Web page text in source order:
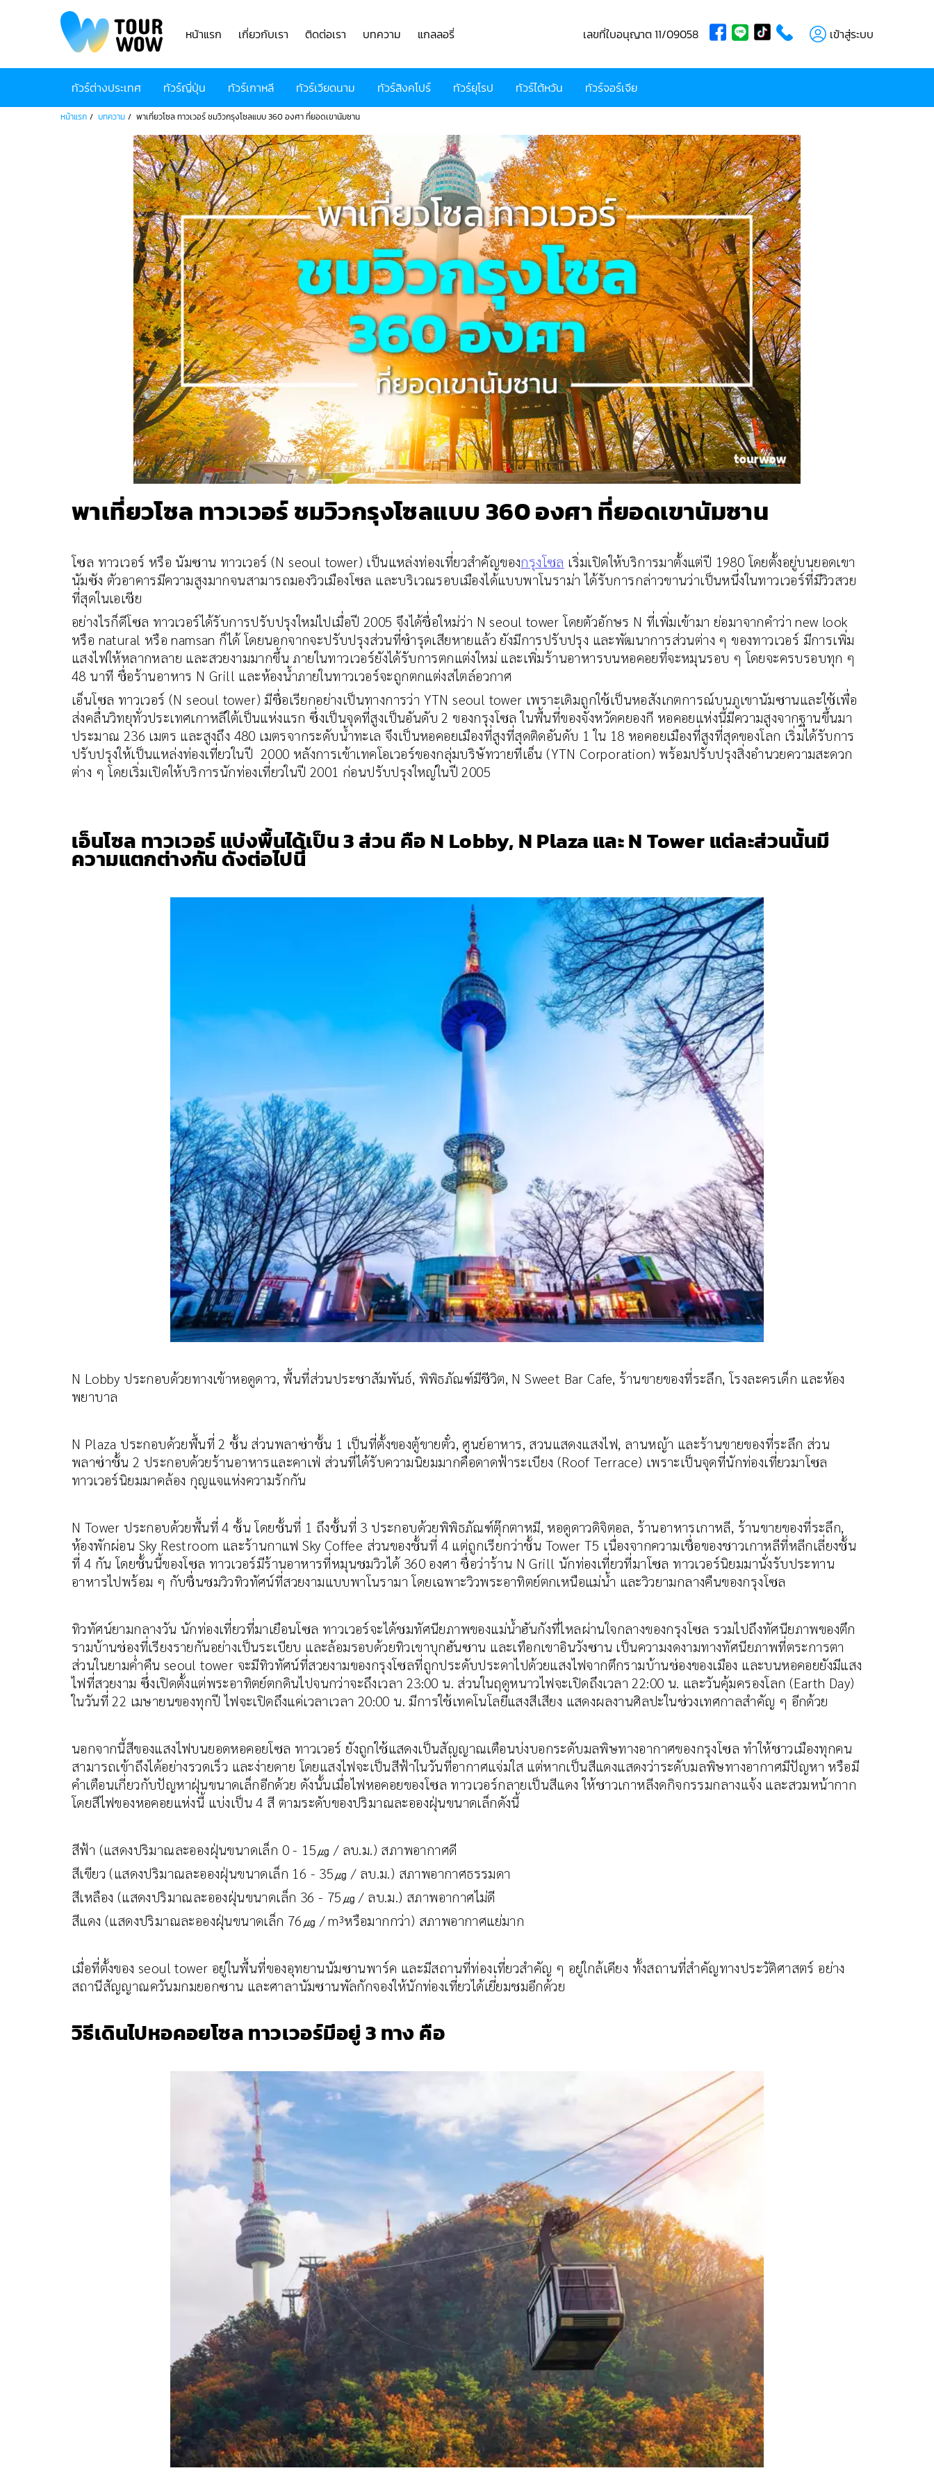
หน้าแรก เกี่ยวกับเรา ติดต่อเรา บทความ แกลลอรี่ เลขที่ใบอนุญาต 11/09058 เข้าสู่ระบบ
ทัวร์ต่างประเทศ ทัวร์ญี่ปุ่น ทัวร์เกาหลี ทัวร์เวียดนาม ทัวร์สิงคโปร์ ทัวร์ยุโรป ทัวร์ไต้หวัน ทัวร์จอร์เจีย
หน้าแรก บทความ พาเที่ยวโซล ทาวเวอร์ ชมวิวกรุงโซลแบบ 360 องศา ที่ยอดเขานัมซาน
พาเที่ยวโซล ทาวเวอร์ ชมวิวกรุงโซลแบบ 360 องศา ที่ยอดเขานัมซาน
โซล ทาวเวอร์ หรือ นัมซาน ทาวเวอร์ (N seoul tower) เป็นแหล่งท่องเที่ยวสำคัญของกรุงโซล เริ่มเปิดให้บริการมาตั้งแต่ปี 1980 โดยตั้งอยู่บนยอดเขา
นัมซัง ตัวอาคารมีความสูงมากจนสามารถมองวิวเมืองโซล และบริเวณรอบเมืองได้แบบพาโนราม่า ได้รับการกล่าวขานว่าเป็นหนึ่งในทาวเวอร์ที่มีวิวสวย
ที่สุดในเอเชีย
อย่างไรก็ดีโซล ทาวเวอร์ได้รับการปรับปรุงใหม่ไปเมื่อปี 2005 จึงได้ชื่อใหม่ว่า N seoul tower โดยตัวอักษร N ที่เพิ่มเข้ามา ย่อมาจากคำว่า new look
หรือ natural หรือ namsan ก็ได้ โดยนอกจากจะปรับปรุงส่วนที่ชำรุดเสียหายแล้ว ยังมีการปรับปรุง และพัฒนาการส่วนต่าง ๆ ของทาวเวอร์ มีการเพิ่ม
แสงไฟให้หลากหลาย และสวยงามมากขึ้น ภายในทาวเวอร์ยังได้รับการตกแต่งใหม่ และเพิ่มร้านอาหารบนหอคอยที่จะหมุนรอบ ๆ โดยจะครบรอบทุก ๆ
48 นาที ชื่อร้านอาหาร N Grill และห้องน้ำภายในทาวเวอร์จะถูกตกแต่งสไตล์อวกาศ
เอ็นโซล ทาวเวอร์ (N seoul tower) มีชื่อเรียกอย่างเป็นทางการว่า YTN seoul tower เพราะเดิมถูกใช้เป็นหอสังเกตการณ์บนภูเขานัมซานและใช้เพื่อ
ส่งคลื่นวิทยุทั่วประเทศเกาหลีใต้เป็นแห่งแรก ซึ่งเป็นจุดที่สูงเป็นอันดับ 2 ของกรุงโซล ในพื้นที่ของจังหวัดคยองกี หอคอยแห่งนี้มีความสูงจากฐานขึ้นมา
ประมาณ 236 เมตร และสูงถึง 480 เมตรจากระดับน้ำทะเล จึงเป็นหอคอยเมืองที่สูงที่สุดติดอันดับ 1 ใน 18 หอคอยเมืองที่สูงที่สุดของโลก เริ่มได้รับการ
ปรับปรุงให้เป็นแหล่งท่องเที่ยวในปี 2000 หลังการเข้าเทคโอเวอร์ของกลุ่มบริษัทวายทีเอ็น (YTN Corporation) พร้อมปรับปรุงสิ่งอำนวยความสะดวก
ต่าง ๆ โดยเริ่มเปิดให้บริการนักท่องเที่ยวในปี 2001 ก่อนปรับปรุงใหญ่ในปี 2005
เอ็นโซล ทาวเวอร์ แบ่งพื้นได้เป็น 3 ส่วน คือ N Lobby, N Plaza และ N Tower แต่ละส่วนนั้นมี
ความแตกต่างกัน ดังต่อไปนี้
N Lobby ประกอบด้วยทางเข้าหอดูดาว, พื้นที่ส่วนประชาสัมพันธ์, พิพิธภัณฑ์มีชีวิต, N Sweet Bar Cafe, ร้านขายของที่ระลึก, โรงละครเด็ก และห้อง
พยาบาล
N Plaza ประกอบด้วยพื้นที่ 2 ชั้น ส่วนพลาซ่าชั้น 1 เป็นที่ตั้งของตู้ขายตั๋ว, ศูนย์อาหาร, สวนแสดงแสงไฟ, ลานหญ้า และร้านขายของที่ระลึก ส่วน
พลาซ่าชั้น 2 ประกอบด้วยร้านอาหารและคาเฟ่ ส่วนที่ได้รับความนิยมมากคือดาดฟ้าระเบียง (Roof Terrace) เพราะเป็นจุดที่นักท่องเที่ยวมาโซล
ทาวเวอร์นิยมมาคล้อง กุญแจแห่งความรักกัน
N Tower ประกอบด้วยพื้นที่ 4 ชั้น โดยชั้นที่ 1 ถึงชั้นที่ 3 ประกอบด้วยพิพิธภัณฑ์ตุ๊กตาหมี, หอดูดาวดิจิตอล, ร้านอาหารเกาหลี, ร้านขายของที่ระลึก,
ห้องพักผ่อน Sky Restroom และร้านกาแฟ Sky Coffee ส่วนของชั้นที่ 4 แต่ถูกเรียกว่าชั้น Tower T5 เนื่องจากความเชื่อของชาวเกาหลีที่หลีกเลี่ยงชั้น
ที่ 4 กัน โดยชั้นนี้ของโซล ทาวเวอร์มีร้านอาหารที่หมุนชมวิวได้ 360 องศา ชื่อว่าร้าน N Grill นักท่องเที่ยวที่มาโซล ทาวเวอร์นิยมมานั่งรับประทาน
อาหารไปพร้อม ๆ กับชื่นชมวิวทิวทัศน์ที่สวยงามแบบพาโนรามา โดยเฉพาะวิวพระอาทิตย์ตกเหนือแม่น้ำ และวิวยามกลางคืนของกรุงโซล
ทิวทัศน์ยามกลางวัน นักท่องเที่ยวที่มาเยือนโซล ทาวเวอร์จะได้ชมทัศนียภาพของแม่น้ำฮันกังที่ไหลผ่านใจกลางของกรุงโซล รวมไปถึงทัศนียภาพของตึก
รามบ้านช่องที่เรียงรายกันอย่างเป็นระเบียบ และล้อมรอบด้วยทิวเขาบุกฮันซาน และเทือกเขาอินวังซาน เป็นความงดงามทางทัศนียภาพที่ตระการตา
ส่วนในยามค่ำคืน seoul tower จะมีทิวทัศน์ที่สวยงามของกรุงโซลที่ถูกประดับประดาไปด้วยแสงไฟจากตึกรามบ้านช่องของเมือง และบนหอคอยยังมีแสง
ไฟที่สวยงาม ซึ่งเปิดตั้งแต่พระอาทิตย์ตกดินไปจนกว่าจะถึงเวลา 23:00 น. ส่วนในฤดูหนาวไฟจะเปิดถึงเวลา 22:00 น. และวันคุ้มครองโลก (Earth Day)
ในวันที่ 22 เมษายนของทุกปี ไฟจะเปิดถึงแค่เวลาเวลา 20:00 น. มีการใช้เทคโนโลยีแสงสีเสียง แสดงผลงานศิลปะในช่วงเทศกาลสำคัญ ๆ อีกด้วย
นอกจากนี้สีของแสงไฟบนยอดหอคอยโซล ทาวเวอร์ ยังถูกใช้แสดงเป็นสัญญาณเตือนบ่งบอกระดับมลพิษทางอากาศของกรุงโซล ทำให้ชาวเมืองทุกคน
สามารถเข้าถึงได้อย่างรวดเร็ว และง่ายดาย โดยแสงไฟจะเป็นสีฟ้าในวันที่อากาศแจ่มใส แต่หากเป็นสีแดงแสดงว่าระดับมลพิษทางอากาศมีปัญหา หรือมี
คำเตือนเกี่ยวกับปัญหาฝุ่นขนาดเล็กอีกด้วย ดังนั้นเมื่อไฟหอคอยของโซล ทาวเวอร์กลายเป็นสีแดง ให้ชาวเกาหลีงดกิจกรรมกลางแจ้ง และสวมหน้ากาก
โดยสีไฟของหอคอยแห่งนี้ แบ่งเป็น 4 สี ตามระดับของปริมาณละอองฝุ่นขนาดเล็กดังนี้
สีฟ้า (แสดงปริมาณละอองฝุ่นขนาดเล็ก 0 - 15㎍ / ลบ.ม.) สภาพอากาศดี
สีเขียว (แสดงปริมาณละอองฝุ่นขนาดเล็ก 16 - 35㎍ / ลบ.ม.) สภาพอากาศธรรมดา
สีเหลือง (แสดงปริมาณละอองฝุ่นขนาดเล็ก 36 - 75㎍ / ลบ.ม.) สภาพอากาศไม่ดี
สีแดง (แสดงปริมาณละอองฝุ่นขนาดเล็ก 76㎍ / m³หรือมากกว่า) สภาพอากาศแย่มาก
เมื่อที่ตั้งของ seoul tower อยู่ในพื้นที่ของอุทยานนัมซานพาร์ค และมีสถานที่ท่องเที่ยวสำคัญ ๆ อยู่ใกล้เคียง ทั้งสถานที่สำคัญทางประวัติศาสตร์ อย่าง
สถานีสัญญาณควันมกมยอกซาน และศาลานัมซานพัลกักจองให้นักท่องเที่ยวได้เยี่ยมชมอีกด้วย
วิธีเดินไปหอคอยโซล ทาวเวอร์มีอยู่ 3 ทาง คือ